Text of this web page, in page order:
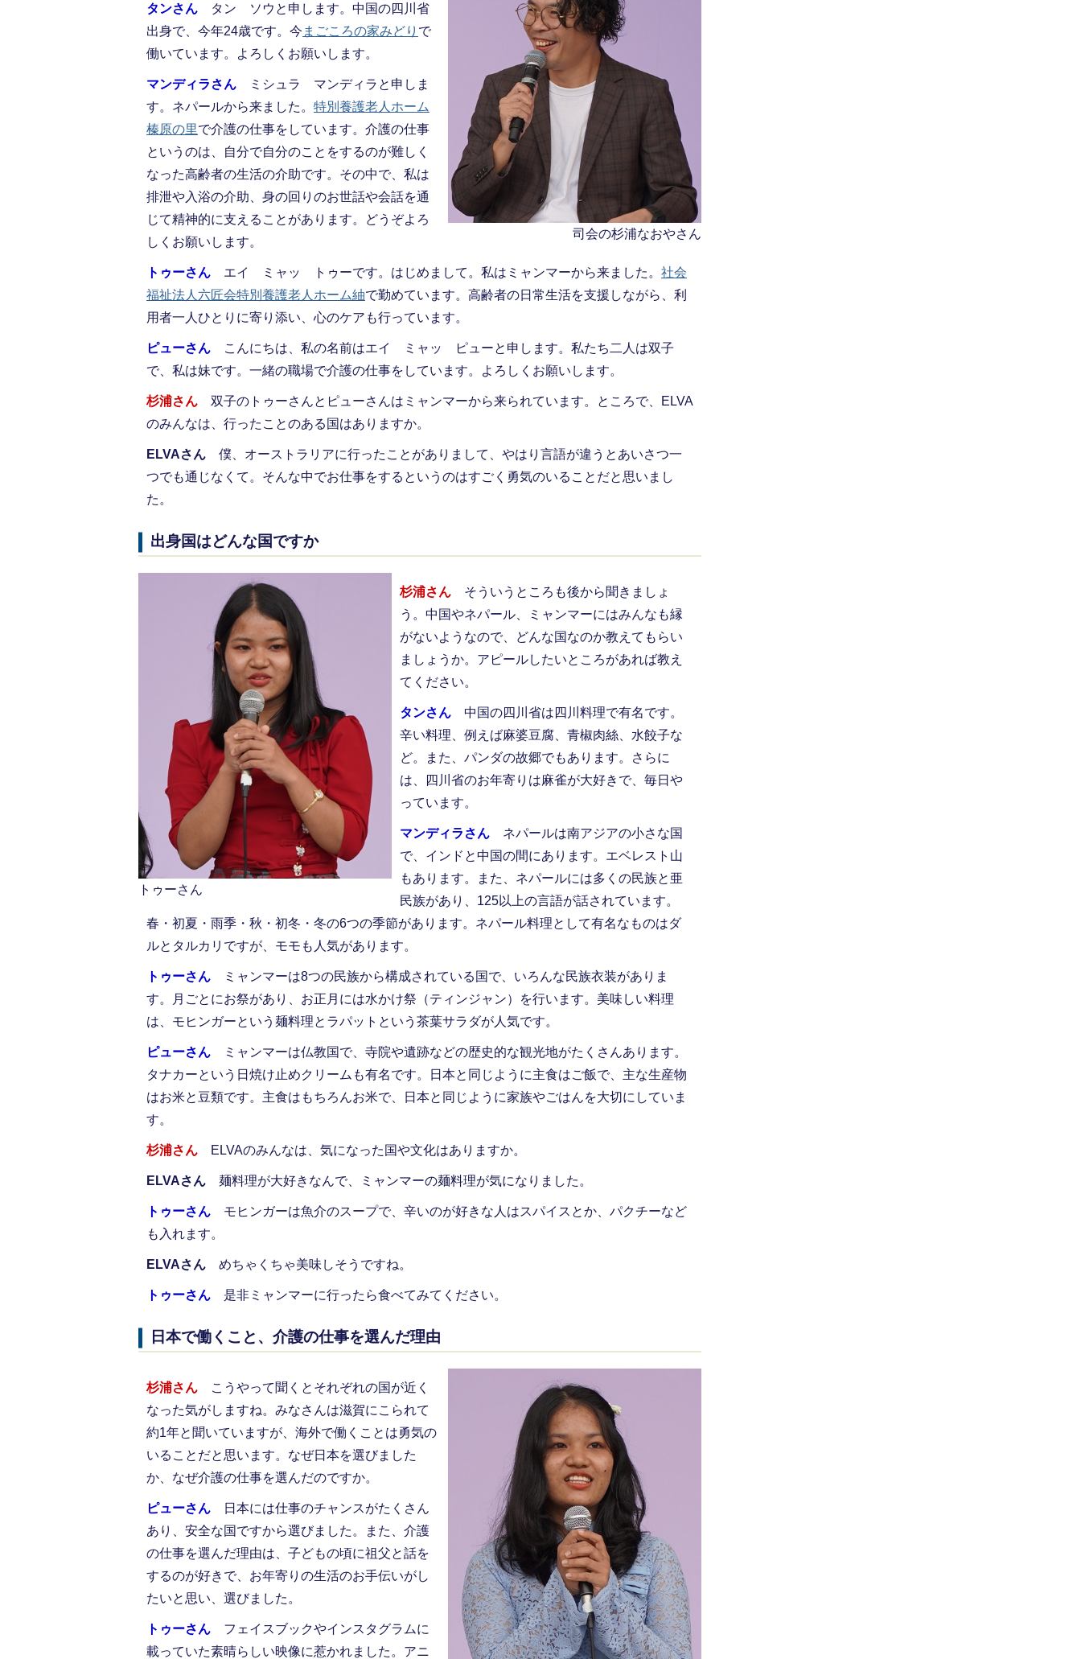
司会の杉浦なおやさん
タンさん タン ソウと申します。中国の四川省
出身で、今年24歳です。今 まごころの家みどり で
働いています。よろしくお願いします。
マンディラさん
ミシュラ マンディラと申しま
す。ネパールから来ました。 特別養護老人ホーム
榛原の里で介護の仕事をしています。介護の仕事
というのは、自分で自分のことをするのが難しく
なった高齢者の生活の介助です。その中で、私は
排泄や入浴の介助、身の回りのお世話や会話を通
じて精神的に支えることがあります。どうぞよろ
しくお願いします。
トゥーさん エイ ミャッ トゥーです。はじめまして。私はミャンマーから来ました。 社会
福祉法人六匠会特別養護老人ホーム紬で勤めています。高齢者の日常生活を支援しながら、利
用者一人ひとりに寄り添い、心のケアも行っています。
ピューさん こんにちは、私の名前はエイ ミャッ ピューと申します。私たち二人は双子
で、私は妹です。一緒の職場で介護の仕事をしています。よろしくお願いします。
杉浦さん 双子のトゥーさんとピューさんはミャンマーから来られています。ところで、ELVA
のみんなは、行ったことのある国はありますか。
ELVAさん 僕、オーストラリアに行ったことがありまして、やはり言語が違うとあいさつ一
つでも通じなくて。そんな中でお仕事をするというのはすごく勇気のいることだと思いまし
た。
出身国はどんな国ですか
トゥーさん
杉浦さん そういうところも後から聞きましょ
う。中国やネパール、ミャンマーにはみんなも縁
がないようなので、どんな国なのか教えてもらい
ましょうか。アピールしたいところがあれば教え
てください。
タンさん 中国の四川省は四川料理で有名です。
辛い料理、例えば麻婆豆腐、青椒肉絲、水餃子な
ど。また、パンダの故郷でもあります。さらに
は、四川省のお年寄りは麻雀が大好きで、毎日や
っています。
マンディラさん
ネパールは南アジアの小さな国
で、インドと中国の間にあります。エベレスト山
もあります。また、ネパールには多くの民族と亜
民族があり、125以上の言語が話されています。
春・初夏・雨季・秋・初冬・冬の6つの季節があります。ネパール料理として有名なものはダ
ルとタルカリですが、モモも人気があります。
トゥーさん ミャンマーは8つの民族から構成されている国で、いろんな民族衣装がありま
す。月ごとにお祭があり、お正月には水かけ祭（ティンジャン）を行います。美味しい料理
は、モヒンガーという麺料理とラパットという茶葉サラダが人気です。
ピューさん ミャンマーは仏教国で、寺院や遺跡などの歴史的な観光地がたくさんあります。
タナカーという日焼け止めクリームも有名です。日本と同じように主食はご飯で、主な生産物
はお米と豆類です。主食はもちろんお米で、日本と同じように家族やごはんを大切にしていま
す。
杉浦さん ELVAのみんなは、気になった国や文化はありますか。
ELVAさん 麺料理が大好きなんで、ミャンマーの麺料理が気になりました。
トゥーさん モヒンガーは魚介のスープで、辛いのが好きな人はスパイスとか、パクチーなど
も入れます。
ELVAさん めちゃくちゃ美味しそうですね。
トゥーさん 是非ミャンマーに行ったら食べてみてください。
日本で働くこと、介護の仕事を選んだ理由
杉浦さん
こうやって聞くとそれぞれの国が近く
なった気がしますね。みなさんは滋賀にこられて
約1年と聞いていますが、海外で働くことは勇気の
いることだと思います。なぜ日本を選びました
か、なぜ介護の仕事を選んだのですか。
ピューさん 日本には仕事のチャンスがたくさん
あり、安全な国ですから選びました。また、介護
の仕事を選んだ理由は、子どもの頃に祖父と話を
するのが好きで、お年寄りの生活のお手伝いがし
たいと思い、選びました。
トゥーさん フェイスブックやインスタグラムに
載っていた素晴らしい映像に惹かれました。アニ